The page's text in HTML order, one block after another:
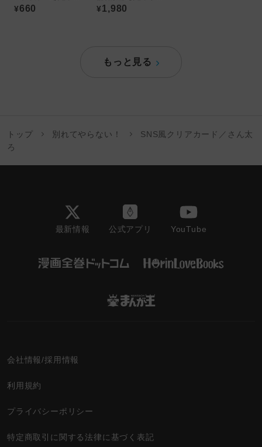
¥660 ¥1,980
もっと見る
トップ 別れてやらない！
SNS風クリアカード／さん太
ろ
最新情報 公式アプリ YouTube
会社情報/採用情報
利用規約
プライバシーポリシー
特定商取引に関する法律に基づく表記